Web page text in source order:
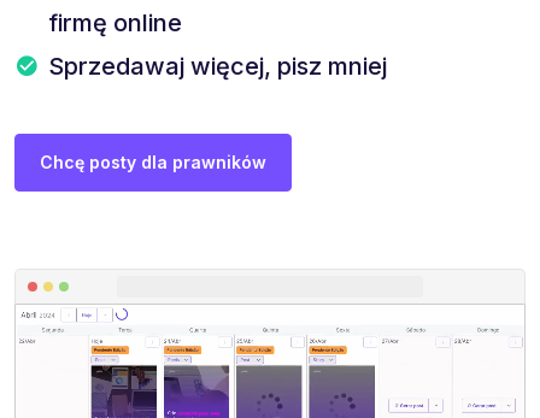
firmę online
Sprzedawaj więcej, pisz mniej
Chcę posty dla prawników